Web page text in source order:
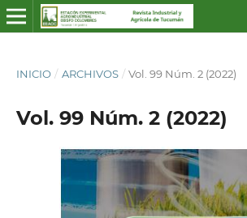
INICIO / ARCHIVOS / Vol. 99 Núm. 2 (2022)
Vol. 99 Núm. 2 (2022)